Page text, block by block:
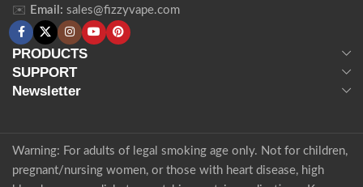
✉️ Email: sales@fizzyvape.com
PRODUCTS
SUPPORT
Newsletter
Warning: For adults of legal smoking age only. Not for children,
pregnant/nursing women, or those with heart disease, high